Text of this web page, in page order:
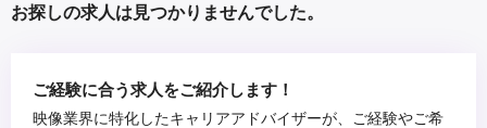
お探しの求人は見つかりませんでした。
ご経験に合う求人をご紹介します！
映像業界に特化したキャリアアドバイザーが、ご経験やご希